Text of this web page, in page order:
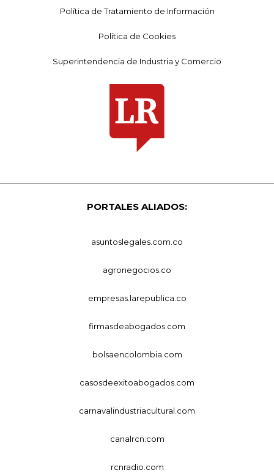
Política de Tratamiento de Información
Política de Cookies
Superintendencia de Industria y Comercio
PORTALES ALIADOS:
asuntoslegales.com.co
agronegocios.co
empresas.larepublica.co
firmasdeabogados.com
bolsaencolombia.com
casosdeexitoabogados.com
carnavalindustriacultural.com
canalrcn.com
rcnradio.com